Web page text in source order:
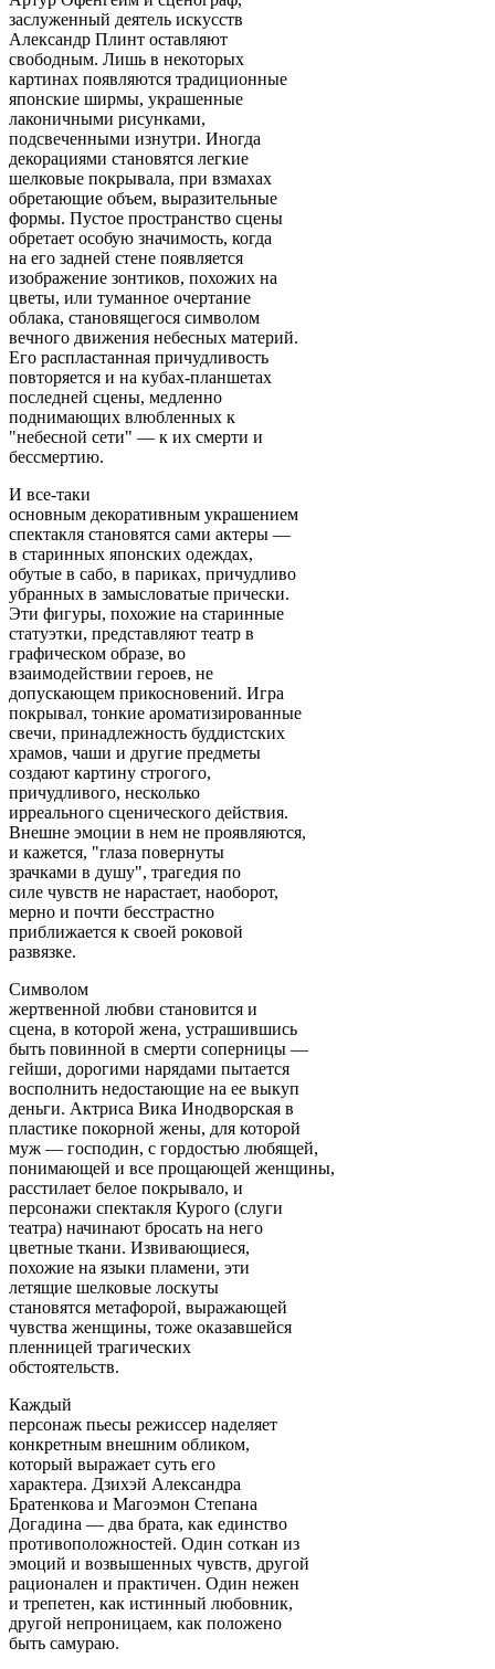
заслуженный деятель искусств
Александр Плинт оставляют
свободным. Лишь в некоторых
картинах появляются традиционные
японские ширмы, украшенные
лаконичными рисунками,
подсвеченными изнутри. Иногда
декорациями становятся легкие
шелковые покрывала, при взмахах
обретающие объем, выразительные
формы. Пустое пространство сцены
обретает особую значимость, когда
на его задней стене появляется
изображение зонтиков, похожих на
цветы, или туманное очертание
облака, становящегося символом
вечного движения небесных материй.
Его распластанная причудливость
повторяется и на кубах-планшетах
последней сцены, медленно
поднимающих влюбленных к
"небесной сети" — к их смерти и
бессмертию.
И все-таки
основным декоративным украшением
спектакля становятся сами актеры —
в старинных японских одеждах,
обутые в сабо, в париках, причудливо
убранных в замысловатые прически.
Эти фигуры, похожие на старинные
статуэтки, представляют театр в
графическом образе, во
взаимодействии героев, не
допускающем прикосновений. Игра
покрывал, тонкие ароматизированные
свечи, принадлежность буддистских
храмов, чаши и другие предметы
создают картину строгого,
причудливого, несколько
ирреального сценического действия.
Внешне эмоции в нем не проявляются,
и кажется, "глаза повернуты
зрачками в душу", трагедия по
силе чувств не нарастает, наоборот,
мерно и почти бесстрастно
приближается к своей роковой
развязке.
Символом
жертвенной любви становится и
сцена, в которой жена, устрашившись
быть повинной в смерти соперницы —
гейши, дорогими нарядами пытается
восполнить недостающие на ее выкуп
деньги. Актриса Вика Инодворская в
пластике покорной жены, для которой
муж — господин, с гордостью любящей,
понимающей и все прощающей женщины,
расстилает белое покрывало, и
персонажи спектакля Курого (слуги
театра) начинают бросать на него
цветные ткани. Извивающиеся,
похожие на языки пламени, эти
летящие шелковые лоскуты
становятся метафорой, выражающей
чувства женщины, тоже оказавшейся
пленницей трагических
обстоятельств.
Каждый
персонаж пьесы режиссер наделяет
конкретным внешним обликом,
который выражает суть его
характера. Дзихэй Александра
Братенкова и Магоэмон Степана
Догадина — два брата, как единство
противоположностей. Один соткан из
эмоций и возвышенных чувств, другой
рационален и практичен. Один нежен
и трепетен, как истинный любовник,
другой непроницаем, как положено
быть самураю.